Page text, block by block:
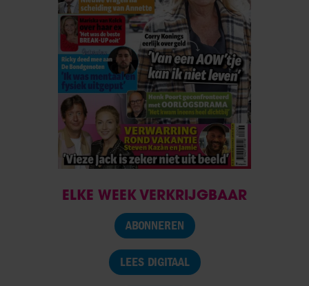
ELKE WEEK VERKRIJGBAAR
ABONNEREN
LEES DIGITAAL